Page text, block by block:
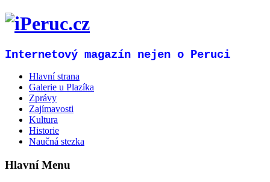
Internetový magazín nejen o Peruci
Hlavní strana
Galerie u Plazíka
Zprávy
Zajímavosti
Kultura
Historie
Naučná stezka
Hlavní Menu